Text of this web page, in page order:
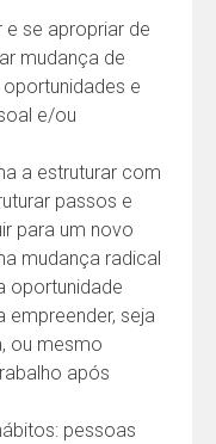
se apropriar de
mudança de
e
e/ou
a estruturar com
passos e
para um novo
mudança radical
oportunidade
empreender, seja
ou mesmo
após
pessoas